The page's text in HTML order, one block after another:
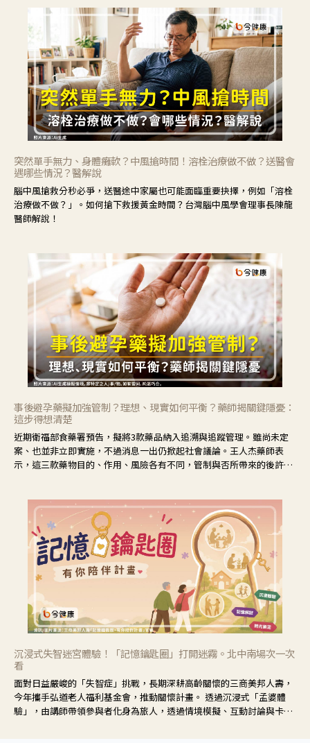
突然單手無力、身體癱軟？中風搶時間！溶栓治療做不做？送醫會
遇哪些情況？醫解說
腦中風搶救分秒必爭，送醫途中家屬也可能面臨重要抉擇，例如「溶栓
治療做不做？」。如何搶下救援黃金時間？台灣腦中風學會理事長陳龍
醫師解說！
事後避孕藥擬加強管制？理想、現實如何平衡？藥師揭關鍵隱憂：
這步得想清楚
近期衛福部食藥署預告，擬將3款藥品納入追溯與追蹤管理。雖尚未定
案、也並非立即實施，不過消息一出仍掀起社會議論。王人杰藥師表
示，這三款藥物目的、作用、風險各有不同，管制與否所帶來的後許影
沉浸式失智迷宮體驗！「記憶鑰匙圈」打開迷霧。北中南場次一次
看
面對日益嚴峻的「失智症」挑戰，長期深耕高齡關懷的三商美邦人壽，
今年攜手弘道老人福利基金會，推動關懷計畫。 透過沉浸式「孟婆體
驗」，由講師帶領參與者化身為旅人，透過情境模擬、互動討論與卡牌